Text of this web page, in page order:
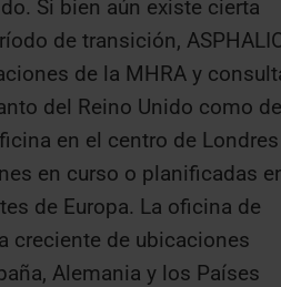
Si bien aún existe cierta
de transición,
de la MHRA y
del Reino Unido como
en el centro de
en curso o planificadas
de Europa. La oficina de
creciente de ubicaciones
Alemania y los Países